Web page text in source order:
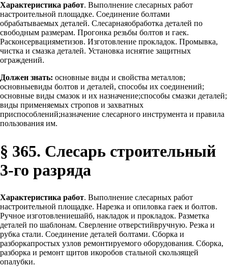
Характеристика работ. Выполнение слесарных работ
настроительной площадке. Соединение болтами
обрабатываемых деталей. Слесарнаяобработка деталей по
свободным размерам. Прогонка резьбы болтов и гаек.
Расконсервацияметизов. Изготовление прокладок. Промывка,
чистка и смазка деталей. Установка иснятие защитных
ограждений.
Должен знать: основные виды и свойства металлов;
основныевиды болтов и деталей, способы их соединений;
основные виды смазок и их назначение;способы смазки деталей;
виды применяемых стропов и захватных
приспособлений;назначение слесарного инструмента и правила
пользования им.
§ 365. Слесарь строительный
3-го разряда
Характеристика работ. Выполнение слесарных работ
настроительной площадке. Нарезка и опиловка гаек и болтов.
Ручное изготовлениешайб, накладок и прокладок. Разметка
деталей по шаблонам. Сверление отверстийвручную. Резка и
рубка стали. Соединение деталей болтами. Сборка и
разборкапростых узлов ремонтируемого оборудования. Сборка,
разборка и ремонт щитов икоробов стальной скользящей
опалубки.